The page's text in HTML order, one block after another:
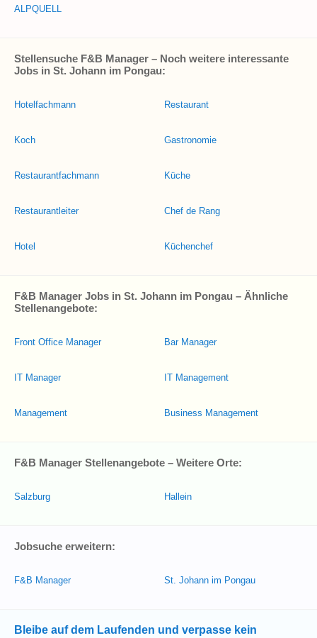
ALPQUELL
Stellensuche F&B Manager – Noch weitere interessante
Jobs in St. Johann im Pongau:
Hotelfachmann
Koch
Restaurantfachmann
Restaurantleiter
Hotel
Restaurant
Gastronomie
Küche
Chef de Rang
Küchenchef
F&B Manager Jobs in St. Johann im Pongau – Ähnliche
Stellenangebote:
Front Office Manager
IT Manager
Management
Bar Manager
IT Management
Business Management
F&B Manager Stellenangebote – Weitere Orte:
Salzburg Hallein
Jobsuche erweitern:
F&B Manager St. Johann im Pongau
Bleibe auf dem Laufenden und verpasse kein